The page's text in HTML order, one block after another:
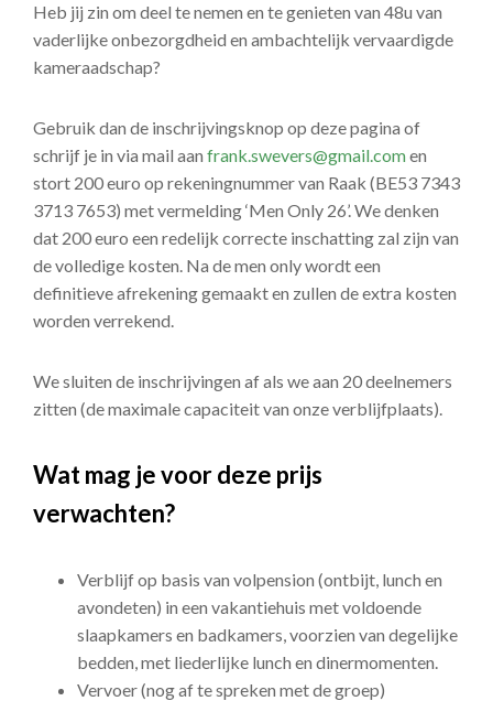
Heb jij zin om deel te nemen en te genieten van 48u van
vaderlijke onbezorgdheid en ambachtelijk vervaardigde
kameraadschap?
Gebruik dan de inschrijvingsknop op deze pagina of
schrijf je in via mail aan frank.swevers@gmail.comen
stort 200 euro op rekeningnummer van Raak (BE53 7343
3713 7653) met vermelding ‘Men Only 26’. We denken
dat 200 euro een redelijk correcte inschatting zal zijn van
de volledige kosten. Na de men only wordt een
definitieve afrekening gemaakt en zullen de extra kosten
worden verrekend.
We sluiten de inschrijvingen af als we aan 20 deelnemers
zitten (de maximale capaciteit van onze verblijfplaats).
Wat mag je voor deze prijs
verwachten?
Verblijf op basis van volpension (ontbijt, lunch en
avondeten) in een vakantiehuis met voldoende
slaapkamers en badkamers, voorzien van degelijke
bedden, met liederlijke lunch en dinermomenten.
Vervoer (nog af te spreken met de groep)